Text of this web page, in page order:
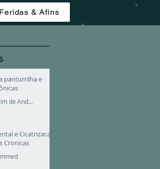
Feridas & Afins
panturrilha e
Jose Amorim de Andrade
e Cicatrizacao
Cronicas